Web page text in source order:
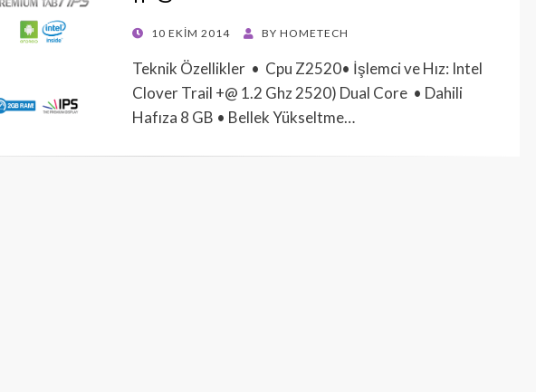
POSTED
10 EKIM 2014 BY HOMETECH
Teknik Özellikler • Cpu Z2520• İşlemci ve Hız: Intel
Clover Trail +@ 1.2 Ghz 2520) Dual Core • Dahili
Hafıza 8 GB • Bellek Yükseltme…